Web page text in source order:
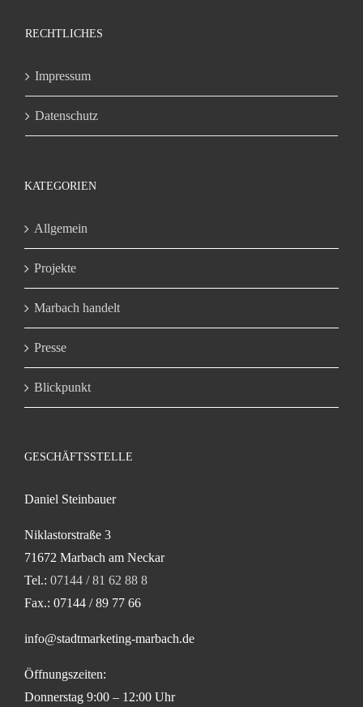
RECHTLICHES
Impressum
Datenschutz
KATEGORIEN
Allgemein
Projekte
Marbach handelt
Presse
Blickpunkt
GESCHÄFTSSTELLE
Daniel Steinbauer
Niklastorstraße 3
71672 Marbach am Neckar
Tel.: 07144 / 81 62 88 8
Fax.: 07144 / 89 77 66
info@stadtmarketing-marbach.de
Öffnungszeiten:
Donnerstag 9:00 – 12:00 Uhr